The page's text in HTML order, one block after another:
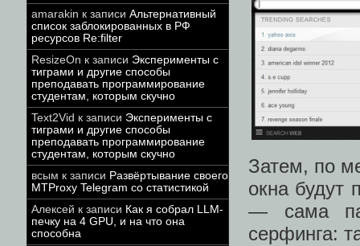
amarakin к записи Альтернативный
список заблокированных в РФ
ресурсов Re:filter
ResizeOn к записи Эксперименты с
тиграми и другие способы
преподавать программирование
студентам, которым скучно
Text2Vid к записи Эксперименты с
тиграми и другие способы
преподавать программирование
студентам, которым скучно
всым к записи Развёртывание своего
MTProxy Telegram со статистикой
Алексей к записи Как я собрал LLM-
печку на 4 GPU, и на что она
способна
Затем, по
окна будут
— сама
серфинга: